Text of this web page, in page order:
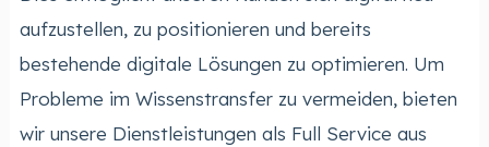
aufzustellen, zu positionieren und bereits
bestehende digitale Lösungen zu optimieren. Um
Probleme im Wissenstransfer zu vermeiden, bieten
wir unsere Dienstleistungen als Full Service aus